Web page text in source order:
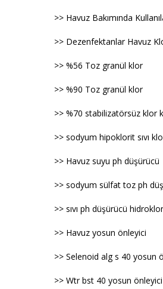
>> Havuz Bakımında
>> Dezenfektanlar Havuz
>> %56 Toz granül klor
>> %90 Toz granül klor
>> %70 stabilizatörsüz klor
>> sodyum hipoklorit sıvı
>> Havuz suyu ph düşürücü
>> sodyum sülfat toz ph
>> sıvı ph düşürücü
>> Havuz yosun önleyici
>> Selenoid alg s 40 yosun
>> Wtr bst 40 yosun önleyici